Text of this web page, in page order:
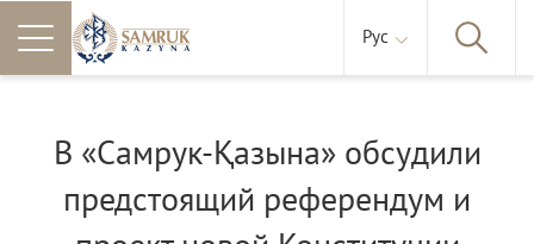
Рус
В «Самрук-Қазына» обсудили
предстоящий референдум и